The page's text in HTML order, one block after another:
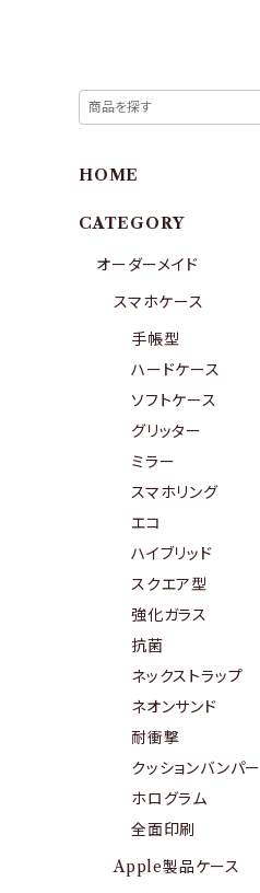
HOME
CATEGORY
オーダーメイド
スマホケース
手帳型
ハードケース
ソフトケース
グリッター
ミラー
スマホリング
エコ
ハイブリッド
スクエア型
強化ガラス
抗菌
ネックストラップ
ネオンサンド
耐衝撃
クッションバンパー
ホログラム
全面印刷
Apple製品ケース